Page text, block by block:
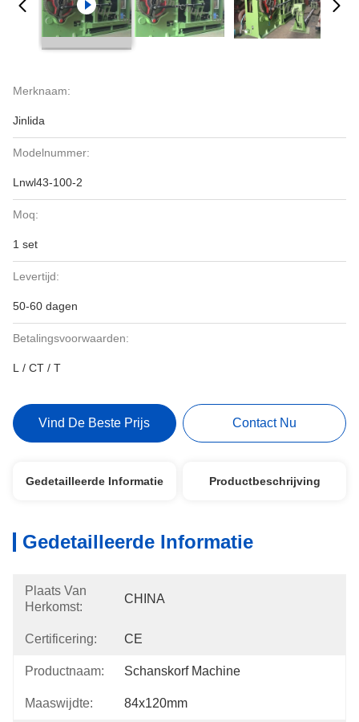
Merknaam:
Jinlida
Modelnummer:
Lnwl43-100-2
Moq:
1 set
Levertijd:
50-60 dagen
Betalingsvoorwaarden:
L / CT / T
Vind De Beste Prijs Contact Nu
Gedetailleerde Informatie Productbeschrijving
Gedetailleerde Informatie
Plaats Van
Herkomst:
CHINA
Certificering: CE
Productnaam: Schanskorf Machine
Maaswijdte: 84x120mm